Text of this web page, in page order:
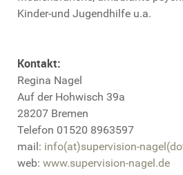
Kinder-und Jugendhilfe u.a.
Kontakt:
Regina Nagel
Auf der Hohwisch 39a
28207 Bremen
Telefon 01520 8963597
mail: info(at)supervision-
web: www.supervision-nagel.de